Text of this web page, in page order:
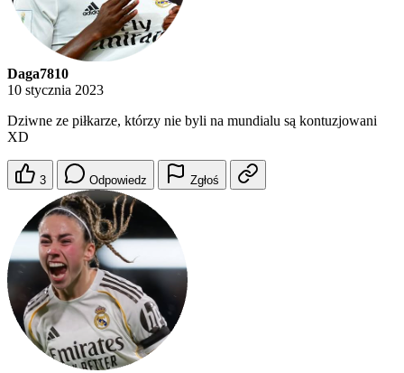
Daga7810
10 stycznia 2023
Dziwne ze piłkarze, którzy nie byli na mundialu są kontuzjowani
XD
3 Odpowiedz Zgłoś